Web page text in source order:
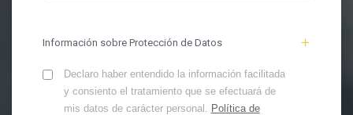
Información sobre Protección de Datos
Declaro haber entendido la información facilitada
y consiento el tratamiento que se efectuará de
mis datos de carácter personal. Política de